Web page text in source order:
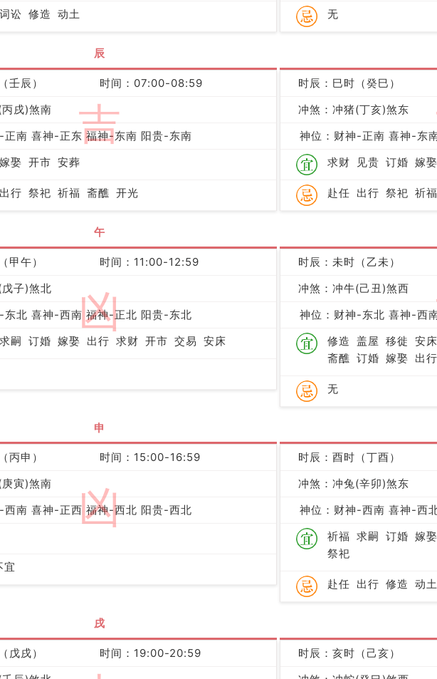
词讼 修造 动土 无
辰
吉
壬辰）
时间：07:00-08:59
戌)煞南
正南 喜神-正东 福神-东南 阳贵-东南
嫁娶 开市 安葬
出行 祭祀 祈福 斋醮 开光
时辰：巳时（癸巳）
冲煞：冲猪(丁亥)煞东
神位：财神-正南 喜神-东
求财
见贵 订婚 嫁娶
赴任 出行 祭祀 祈福
午
凶
甲午）
时间：11:00-12:59
子)煞北
东北 喜神-西南 福神-正北 阳贵-东北
求嗣 订婚 嫁娶 出行 求财 开市 交易 安床
时辰：未时（乙未）
冲煞：冲牛(己丑)煞西
神位：财神-东北 喜神-西
修造 盖屋 移徙 安床
斋醮 订婚 嫁娶 出行
无
申
凶
丙申）
时间：15:00-16:59
寅)煞南
西南 喜神-正西 福神-西北 阳贵-西北
宜
时辰：酉时（丁酉）
冲煞：冲兔(辛卯)煞东
神位：财神-西南 喜神-西
祈福 求嗣 订婚 嫁娶
祭祀
赴任 出行 修造 动土
戌
戊戌）
时间：19:00-20:59
时辰：亥时（己亥）